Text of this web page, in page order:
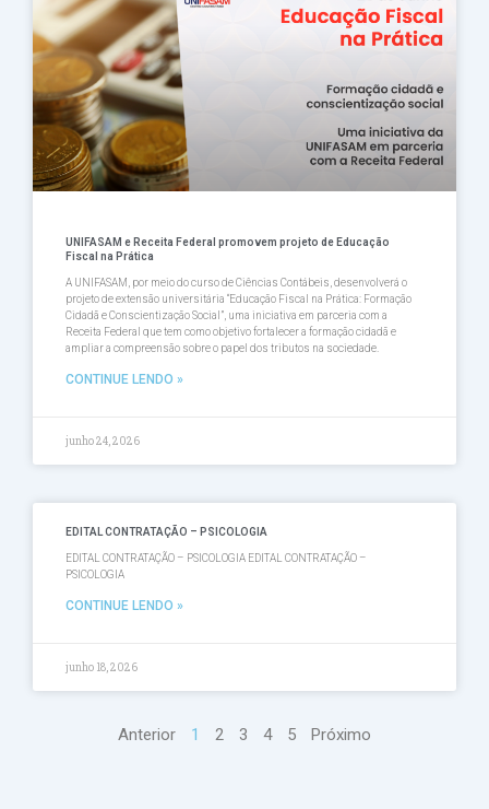
UNIFASAM e Receita Federal promovem projeto de Educação
Fiscal na Prática
A UNIFASAM, por meio do curso de Ciências Contábeis, desenvolverá o
projeto de extensão universitária “Educação Fiscal na Prática: Formação
Cidadã e Conscientização Social”, uma iniciativa em parceria com a
Receita Federal que tem como objetivo fortalecer a formação cidadã e
ampliar a compreensão sobre o papel dos tributos na sociedade.
CONTINUE LENDO »
junho 24, 2026
EDITAL CONTRATAÇÃO – PSICOLOGIA
EDITAL CONTRATAÇÃO – PSICOLOGIA EDITAL CONTRATAÇÃO –
PSICOLOGIA
CONTINUE LENDO »
junho 18, 2026
Anterior 1 2 3 4 5 Próximo